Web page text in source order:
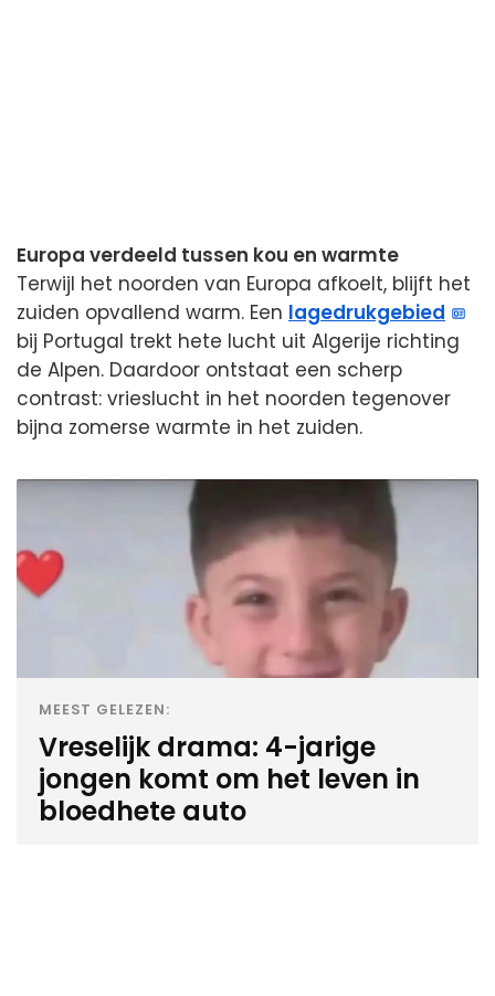
Europa verdeeld tussen kou en warmte
Terwijl het noorden van Europa afkoelt, blijft het
zuiden opvallend warm. Een lagedrukgebied
bij Portugal trekt hete lucht uit Algerije richting
de Alpen. Daardoor ontstaat een scherp
contrast: vrieslucht in het noorden tegenover
bijna zomerse warmte in het zuiden.
MEEST GELEZEN:
Vreselijk drama: 4-jarige
jongen komt om het leven in
bloedhete auto